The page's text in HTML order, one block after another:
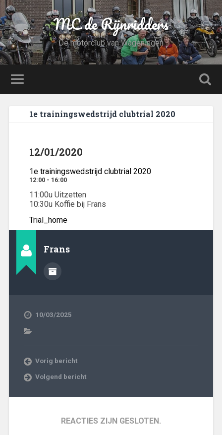
MC de Rijnridders
De motorclub van Wageningen
1e trainingswedstrijd clubtrial 2020
12/01/2020
1e trainingswedstrijd clubtrial 2020
12:00 - 16:00
11:00u Uitzetten
10:30u Koffie bij Frans
Trial_home
Frans
10/03/2025
Vorig bericht
Volgend bericht
REACTIES ZIJN GESLOTEN.